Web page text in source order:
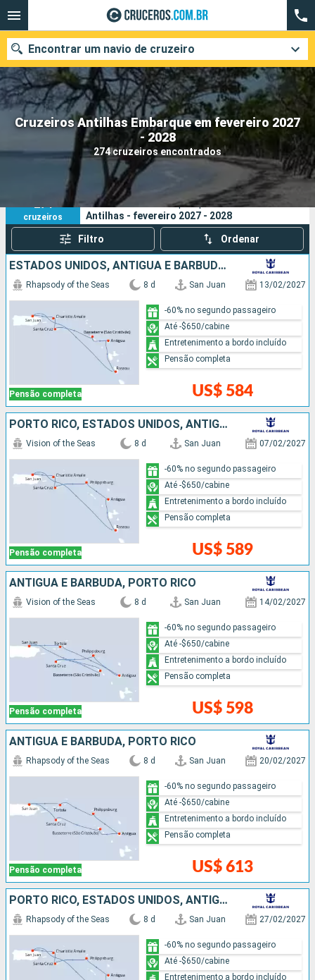
Cruzeiros Antilhas Embarque em fevereiro 2027
- 2028
274 cruzeiros encontrados
Encontrar um navio de cruzeiro
Quando ir?
Data de partida
Cidades Companhias
Pesquisar
274
cruzeiros
Os seus critérios de pesquisa:
Antilhas - fevereiro 2027 - 2028
Filtro Ordenar
ESTADOS UNIDOS, ANTIGUA E BARBUDA, REPUBLICA DOMINICANA, PORTO RICO
Pensão completa
Rhapsody of the Seas 8 d San Juan 13/02/2027
US$ 584
-60% no segundo passageiro
Até -$650/cabine
Entretenimento a bordo incluído
Pensão completa
PORTO RICO, ESTADOS UNIDOS, ANTIGUA E BARBUDA, REPUBLICA DOMINICANA
Pensão completa
Vision of the Seas 8 d San Juan 07/02/2027
US$ 589
-60% no segundo passageiro
Até -$650/cabine
Entretenimento a bordo incluído
Pensão completa
ANTIGUA E BARBUDA, PORTO RICO
Pensão completa
Vision of the Seas 8 d San Juan 14/02/2027
US$ 598
-60% no segundo passageiro
Até -$650/cabine
Entretenimento a bordo incluído
Pensão completa
ANTIGUA E BARBUDA, PORTO RICO
Pensão completa
Rhapsody of the Seas 8 d San Juan 20/02/2027
US$ 613
-60% no segundo passageiro
Até -$650/cabine
Entretenimento a bordo incluído
Pensão completa
PORTO RICO, ESTADOS UNIDOS, ANTIGUA E BARBUDA, REPUBLICA DOMINICANA
Rhapsody of the Seas 8 d San Juan 27/02/2027
-60% no segundo passageiro
Até -$650/cabine
Entretenimento a bordo incluído